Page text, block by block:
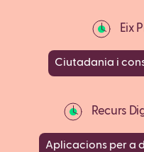
Eix
Ciutadania i
Recurs
Aplicacions per a